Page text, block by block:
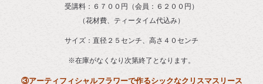
受講料：６７００円（会員：６２００円）
（花材費、ティータイム代込み）
サイズ：直径２５センチ、高さ４０センチ
※在庫がなくなり次第終了となります。
③アーティフィシャルフラワーで作るシックなクリスマスリース